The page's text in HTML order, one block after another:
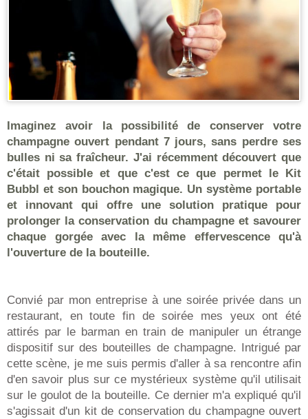
Imaginez avoir la possibilité de conserver votre
champagne ouvert pendant 7 jours, sans perdre ses
bulles ni sa fraîcheur. J'ai récemment découvert que
c'était possible et que c'est ce que permet le Kit
Bubbl et son bouchon magique. Un système portable
et innovant qui offre une solution pratique pour
prolonger la conservation du champagne et savourer
chaque gorgée avec la même effervescence qu'à
l'ouverture de la bouteille.
Convié par mon entreprise à une soirée privée dans un
restaurant, en toute fin de soirée mes yeux ont été
attirés par le barman en train de manipuler un étrange
dispositif sur des bouteilles de champagne. Intrigué par
cette scène, je me suis permis d'aller à sa rencontre afin
d'en savoir plus sur ce mystérieux système qu'il utilisait
sur le goulot de la bouteille. Ce dernier m'a expliqué qu'il
s'agissait d'un kit de conservation du champagne ouvert